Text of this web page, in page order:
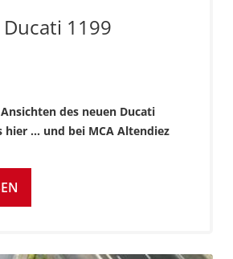
1199
des neuen Ducati
hier ... und bei MCA Altendiez